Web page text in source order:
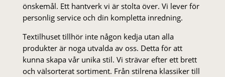
önskemål. Ett hantverk vi är stolta över. Vi lever för
personlig service och din kompletta inredning.
Textilhuset tillhör inte någon kedja utan alla
produkter är noga utvalda av oss. Detta för att
kunna skapa vår unika stil. Vi strä­var efter ett brett
och välsorterat sor­ti­ment. Från stil­rena klas­siker till